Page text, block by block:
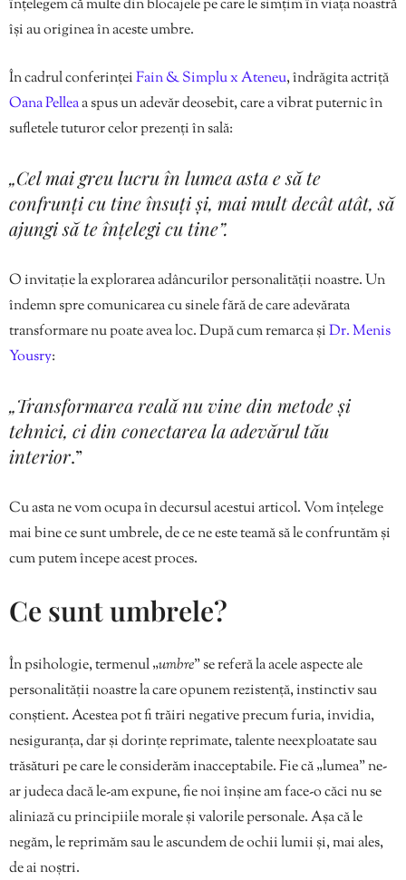
înțelegem că multe din blocajele pe care le simțim în viața noastră
își au originea în aceste umbre.
În cadrul conferințeiFain & Simplu x Ateneu, îndrăgita actriță
Oana Pelleaa spus un adevăr deosebit, care a vibrat puternic în
sufletele tuturor celor prezenți în sală:
„Cel mai greu lucru în lumea asta e să te
confrunți cu tine însuți și, mai mult decât atât, să
ajungi să te înțelegi cu tine”.
O invitație la explorarea adâncurilor personalității noastre. Un
îndemn spre comunicarea cu sinele fără de care adevărata
transformare nu poate avea loc. După cum remarca șiDr. Menis
Yousry:
„Transformarea reală nu vine din metode și
tehnici, ci din conectarea la adevărul tău
interior.”
Cu asta ne vom ocupa în decursul acestui articol. Vom înțelege
mai bine ce sunt umbrele, de ce ne este teamă să le confruntăm și
cum putem începe acest proces.
Ce sunt umbrele?
În psihologie, termenul „umbre” se referă la acele aspecte ale
personalității noastre la care opunem rezistență, instinctiv sau
conștient. Acestea pot fi trăiri negative precum furia, invidia,
nesiguranța, dar și dorințe reprimate, talente neexploatate sau
trăsături pe care le considerăm inacceptabile. Fie că „lumea” ne-
ar judeca dacă le-am expune, fie noi înșine am face-o căci nu se
aliniază cu principiile morale și valorile personale. Așa că le
negăm, le reprimăm sau le ascundem de ochii lumii și, mai ales,
de ai noștri.